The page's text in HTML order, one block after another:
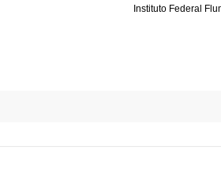
Instituto Federal